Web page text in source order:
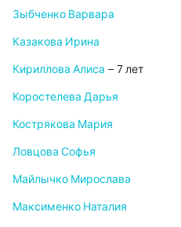
Зыбченко Варвара
Казакова Ирина
Кириллова Алиса – 7 лет
Коростелева Дарья
Кострякова Мария
Ловцова Софья
Майлычко Мирослава
Максименко Наталия